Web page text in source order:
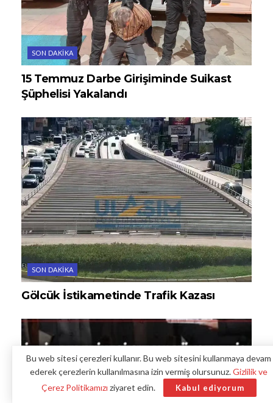
SON DAKIKA
15 Temmuz Darbe Girişiminde Suikast
Şüphelisi Yakalandı
SON DAKIKA
Gölcük İstikametinde Trafik Kazası
Bu web sitesi çerezleri kullanır. Bu web sitesini kullanmaya devam
ederek çerezlerin kullanılmasına izin vermiş olursunuz.Gizlilik ve
Çerez Politikamızı ziyaret edin. Kabul ediyorum